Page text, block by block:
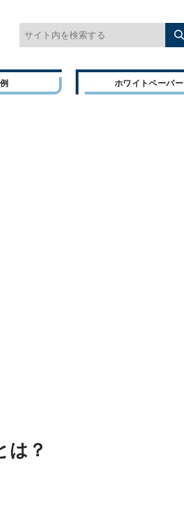
ホワイトペーパー
は？